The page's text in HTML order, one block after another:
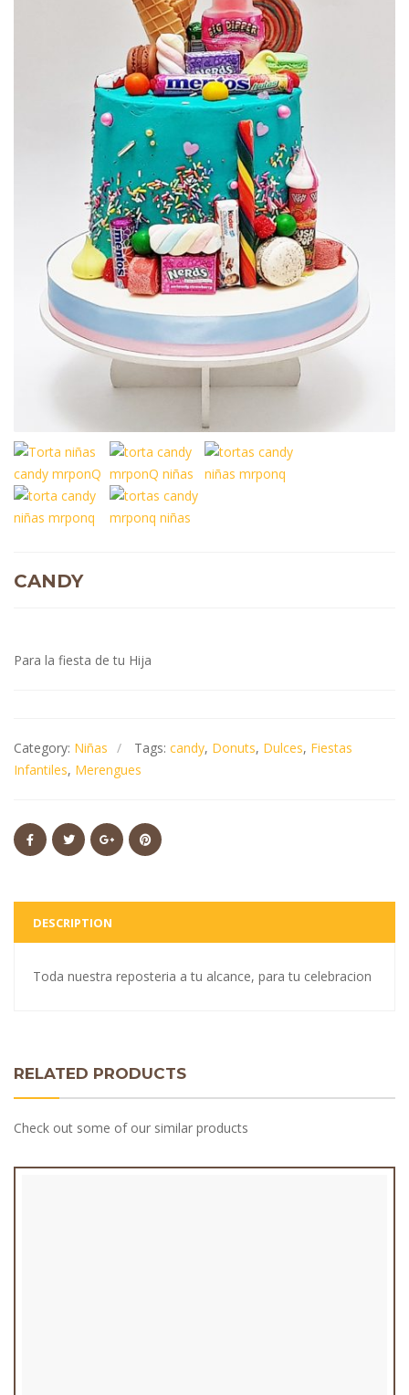
CANDY
Para la fiesta de tu Hija
Category: Niñas Tags: candy, Donuts, Dulces, Fiestas
Infantiles, Merengues
DESCRIPTION
Toda nuestra reposteria a tu alcance, para tu celebracion
RELATED PRODUCTS
Check out some of our similar products